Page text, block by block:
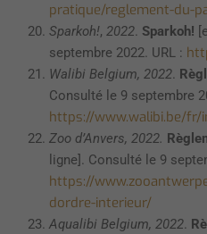
pratique/reglement-du-
Sparkoh!, 2022. Sparkoh!
septembre 2022. URL :
Walibi Belgium, 2022.
Consulté le 9 septembre
https://www.walibi.be/
Zoo d’Anvers, 2022.
ligne]. Consulté le 9
https://
dordre-interieur/
Aqualibi Belgium, 2022.